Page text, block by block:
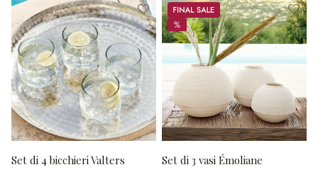
Set di 4 bicchieri Valters
Sale
%
%
Set di 3 vasi Émoliane